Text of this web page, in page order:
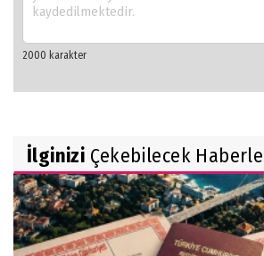
İlginizi Çekebilecek